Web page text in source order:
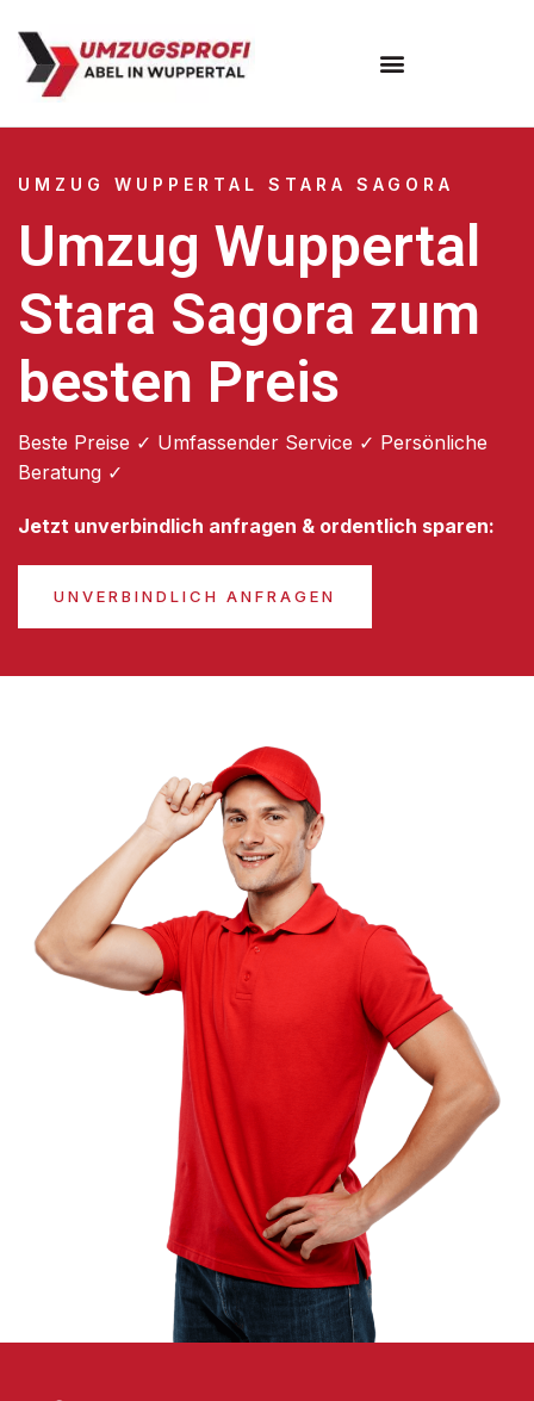
UMZUG WUPPERTAL STARA SAGORA
Umzug Wuppertal
Stara Sagora zum
besten Preis
Beste Preise ✓ Umfassender Service ✓ Persönliche
Beratung ✓
Jetzt unverbindlich anfragen & ordentlich sparen:
UNVERBINDLICH ANFRAGEN